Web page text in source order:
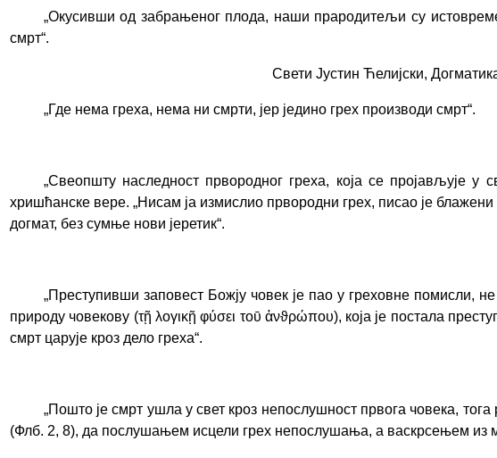
„Окусивши од забрањеног плода, наши прародитељи су
смрт“.
Свети Јустин Ћелијски,
„Где нема греха, нема ни смрти, јер једино грех производи смрт“.
„Свеопшту наследност првородног греха, која се пројављује у
хришћанске вере. „Нисам ја измислио првородни грех, писао је блажени
догмат, без сумње нови јеретик“.
„Преступивши заповест Божју човек је пао у греховне помисли,
природу човекову (τῇ λογικῇ φύσει τοῡ ἀνϑρώπου), која је постала
смрт царује кроз дело греха“.
„Пошто је смрт ушла у свет кроз непослушност првога човека,
(Флб. 2, 8), да послушањем исцели грех непослушања, а васкрсењем из